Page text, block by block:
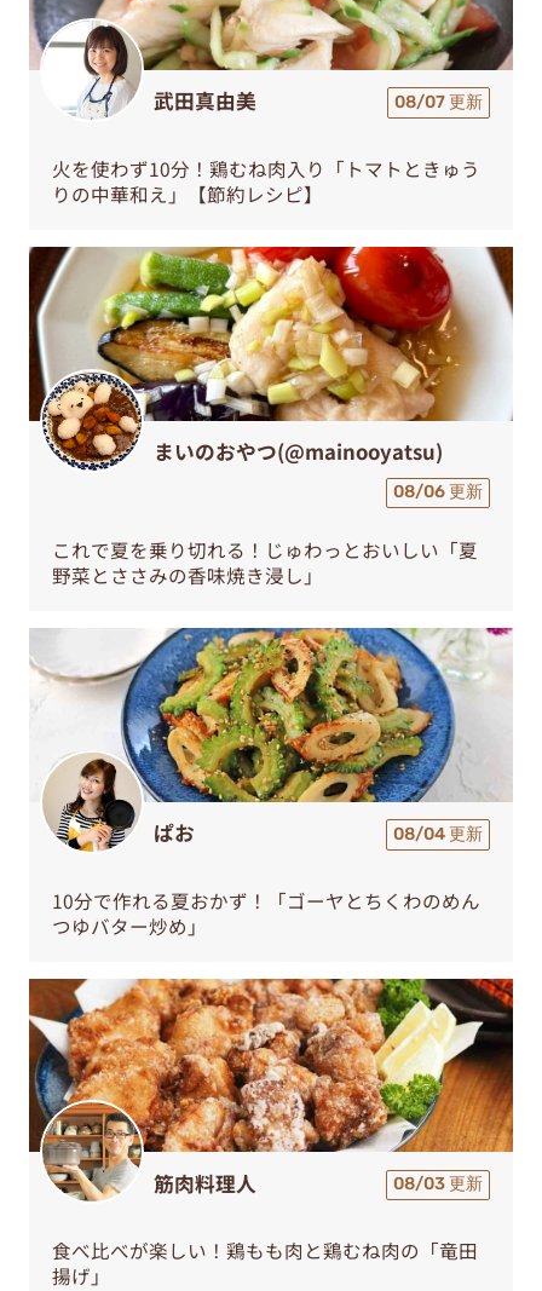
武田真由美 08/07 更新
火を使わず10分！鶏むね肉入り「トマトときゅう
りの中華和え」【節約レシピ】
まいのおやつ(@mainooyatsu)
08/06 更新
これで夏を乗り切れる！じゅわっとおいしい「夏
野菜とささみの香味焼き浸し」
ぱお 08/04 更新
10分で作れる夏おかず！「ゴーヤとちくわのめん
つゆバター炒め」
筋肉料理人 08/03 更新
食べ比べが楽しい！鶏もも肉と鶏むね肉の「竜田
揚げ」